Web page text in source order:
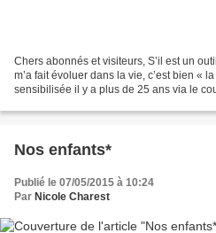
Chers abonnés et visiteurs, S’il est un
m’a fait évoluer dans la vie, c’est bien «
sensibilisée il y a plus de 25 ans via le
Nos enfants*
Publié le 07/05/2015 à 10:24
Par Nicole Charest